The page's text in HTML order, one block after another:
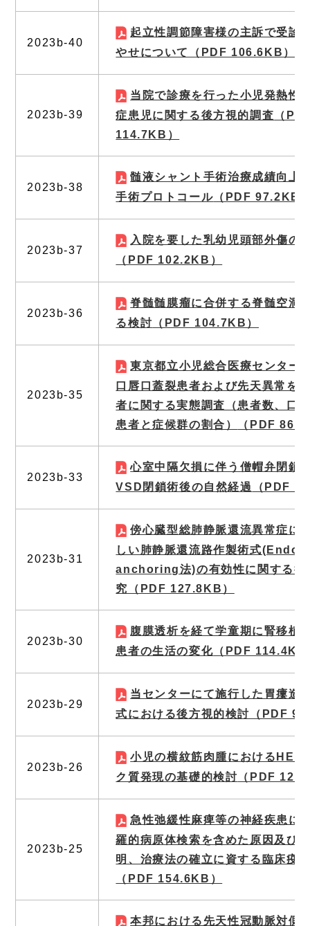
2023b-40
起立性調節障害様の主訴で受診
やせについて
（PDF 106.6KB）
2023b-39
当院で診療を行った小児発熱性
症患児に関する後方視的調査 （
114.7KB）
2023b-38
髄液シャント手術治療成績向上
手術プロトコール （PDF 97.2KB
2023b-37
入院を要した乳幼児頭部外傷の
（PDF 102.2KB）
2023b-36
脊髄髄膜瘤に合併する脊髄空洞
る検討 （PDF 104.7KB）
2023b-35
東京都立小児総合医療センター
口唇口蓋裂患者および先天異常を
者に関する実態調査（患者数、口
患者と症候群の割合）
（PDF
2023b-33
心室中隔欠損に伴う僧帽弁閉鎖
VSD閉鎖術後の自然経過
（PDF
2023b-31
傍心臓型総肺静脈還流異常症に
しい肺静脈還流路作製術式
anchoring法)の有効性に関する後
究
（PDF 127.8KB）
2023b-30
腹膜透析を経て学童期に腎移植
患者の生活の変化 （PDF 114.4KB
2023b-29
当センターにて施行した胃瘻造
式における後方視的検討 （PDF
2023b-26
小児の横紋筋肉腫における
ク質発現の基礎的検討 （PDF
2023b-25
急性弛緩性麻痺等の神経疾患に
羅的病原体検索を含めた原因及び
明、治療法の確立に資する臨床疫
（PDF 154.6KB）
本邦における先天性冠動脈対側